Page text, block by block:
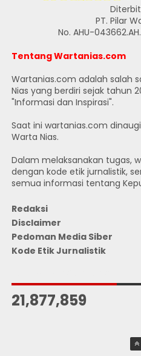
PT. Pilar
No. AHU-
Tentang Wartanias.com
Wartanias.com adalah salah
Nias yang berdiri sejak tahun
"Informasi dan Inspirasi".
Saat ini wartanias.com
Warta Nias.
Dalam melaksanakan tugas,
dengan kode etik jurnalistik,
semua informasi tentang
Redaksi
Disclaimer
Pedoman Media Siber
Kode Etik Jurnalistik
21,877,859